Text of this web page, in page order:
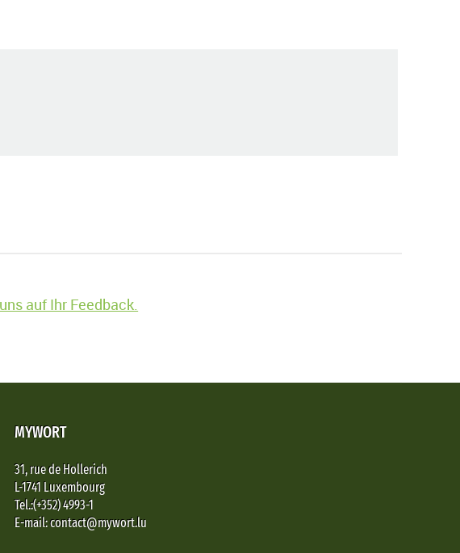
auf Ihr Feedback.
MYWORT
31, rue de Hollerich
L-1741 Luxembourg
Tel.:(+352) 4993-1
E-mail: contact@mywort.lu